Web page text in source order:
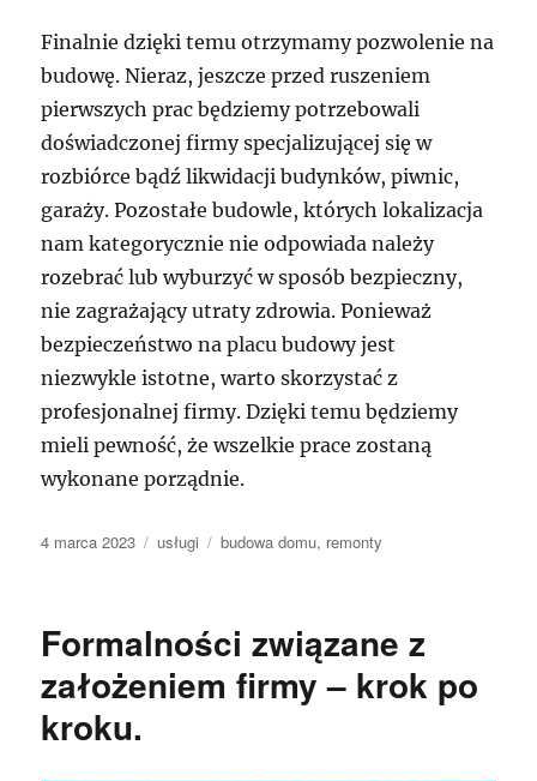
Finalnie dzięki temu otrzymamy pozwolenie na
budowę. Nieraz, jeszcze przed ruszeniem
pierwszych prac będziemy potrzebowali
doświadczonej firmy specjalizującej się w
rozbiórce bądź likwidacji budynków, piwnic,
garaży. Pozostałe budowle, których lokalizacja
nam kategorycznie nie odpowiada należy
rozebrać lub wyburzyć w sposób bezpieczny,
nie zagrażający utraty zdrowia. Ponieważ
bezpieczeństwo na placu budowy jest
niezwykle istotne, warto skorzystać z
profesjonalnej firmy. Dzięki temu będziemy
mieli pewność, że wszelkie prace zostaną
wykonane porządnie.
Data
4 marca 2023 Kategorie
usługi Tagi
budowa domu, remonty
Formalności związane z
założeniem firmy – krok po
kroku.